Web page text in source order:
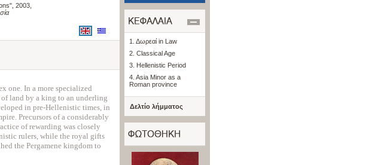
2003
one. In a more specialized
land by a king to an underling
in pre-Hellenistic times, in
Precursors of a considerably
of rewarding was closely
rulers, while the royal gifts
the Pergamene kingdom to
1. Δωρεαί in Law
2. Classical Age
3. Hellenistic Period
4. Asia Minor as a
Roman province
Δελτίο λήμματος